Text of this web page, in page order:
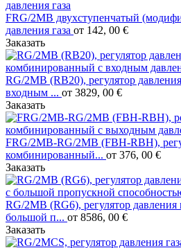
FRG/2MB двухступенчатый
давления газа от 142, 00 €
Заказать
RG/2MB (RB20), регулятор
входным ... от 3829, 00 €
Заказать
FRG/2MB-RG/2MB (FBH-RBH),
комбинированный... от 376, 00 €
Заказать
RG/2MB (RG6), регулятор
большой п... от 8586, 00 €
Заказать